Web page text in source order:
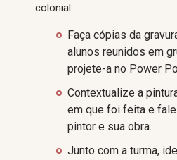
colonial.
Faça cópias da
alunos reunidos em
projete-a no Power
Contextualize a
em que foi feita e
pintor e sua obra.
Junto com a turma,